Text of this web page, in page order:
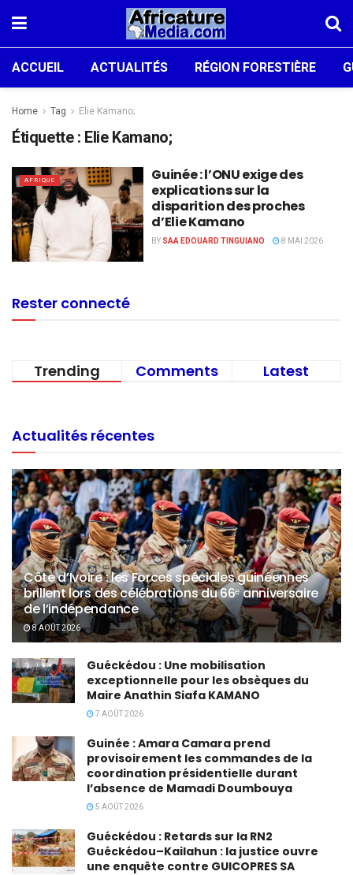
ACCUEIL ACTUALITÉS RÉGION FORESTIÈRE
Home Tag Elie Kamano;
Étiquette : Elie Kamano;
AFRIQUE
Guinée : l’ONU exige des
explications sur la
disparition des proches
d’Elie Kamano
BY SAA EDOUARD TINGUIANO 8 MAI 2026
Rester connecté
Trending Comments Latest
Actualités récentes
Côte d’Ivoire : les Forces spéciales guinéennes
brillent lors des célébrations du 66ᵉ anniversaire
de l’indépendance
8 AOÛT 2026
Guéckédou : Une mobilisation
exceptionnelle pour les obsèques du
Maire Anathin Siafa KAMANO
7 AOÛT 2026
Guinée : Amara Camara prend
provisoirement les commandes de la
coordination présidentielle durant
l’absence de Mamadi Doumbouya
5 AOÛT 2026
Guéckédou : Retards sur la RN2
Guéckédou–Kailahun : la justice ouvre
une enquête contre GUICOPRES SA